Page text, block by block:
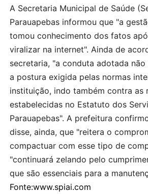
A Secretaria Municipal de Saúde
Parauapebas informou que "a
tomou conhecimento dos fatos
viralizar na internet". Ainda de
secretaria, "a conduta adotada
a postura exigida pelas normas
instituição, indo também contra as
estabelecidas no Estatuto dos
Parauapebas". A prefeitura
disse, ainda, que "reitera o
compactuar com esse tipo de
"continuará zelando pelo
que são essenciais para a
Fonte:www.spiai.com